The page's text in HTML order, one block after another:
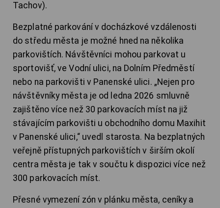
Tachov).
Bezplatné parkování v docházkové vzdálenosti
do středu města je možné hned na několika
parkovištích. Návštěvníci mohou parkovat u
sportovišť, ve Vodní ulici, na Dolním Předměstí
nebo na parkovišti v Panenské ulici. „Nejen pro
návštěvníky města je od ledna 2026 smluvně
zajištěno více než 30 parkovacích míst na již
stávajícím parkovišti u obchodního domu Maxihit
v Panenské ulici,“ uvedl starosta. Na bezplatných
veřejně přístupných parkovištích v širším okolí
centra města je tak v součtu k dispozici více než
300 parkovacích míst.
Přesné vymezení zón v plánku města, ceníky a